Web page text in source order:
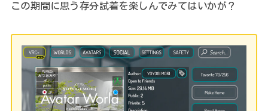
この期間に思う存分試着を楽しんでみてはいかが？